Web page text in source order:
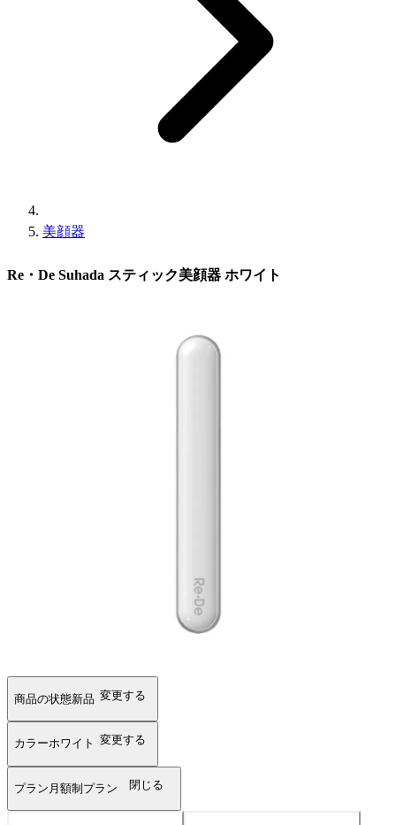
美顔器
Re・De Suhada スティック美顔器 ホワイト
商品の状態新品 変更する
カラーホワイト 変更する
プラン 月額制プラン 閉じる